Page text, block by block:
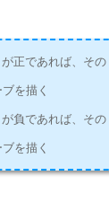
が正であれば、その
を描く
が負であれば、その
を描く